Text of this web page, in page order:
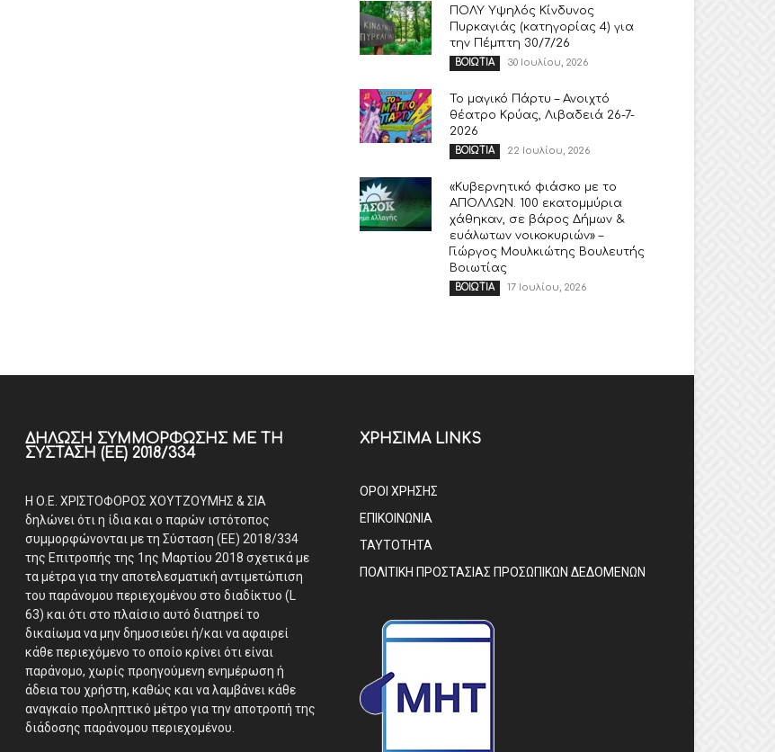
ΠΟΛΥ Υψηλός Κίνδυνος
Πυρκαγιάς (κατηγορίας 4) για
την Πέμπτη 30/7/26
ΒΟΙΩΤΙΑ 30 Ιουλίου, 2026
Το μαγικό Πάρτυ – Ανοιχτό
θέατρο Κρύας, Λιβαδειά 26-7-
2026
ΒΟΙΩΤΙΑ 22 Ιουλίου, 2026
«Κυβερνητικό φιάσκο με το
ΑΠΟΛΛΩΝ. 100 εκατομμύρια
χάθηκαν, σε βάρος Δήμων &
ευάλωτων νοικοκυριών» –
Γιώργος Μουλκιώτης Βουλευτής
Βοιωτίας
ΒΟΙΩΤΙΑ 17 Ιουλίου, 2026
ΔΉΛΩΣΗ ΣΥΜΜΌΡΦΩΣΗΣ ΜΕ ΤΗ
ΣΎΣΤΑΣΗ (ΕΕ) 2018/334
Η Ο.Ε. ΧΡΙΣΤΟΦΟΡΟΣ ΧΟΥΤΖΟΥΜΗΣ & ΣΙΑ
δηλώνει ότι η ίδια και ο παρών ιστότοπος
συμμορφώνονται με τη Σύσταση (ΕΕ) 2018/334
της Επιτροπής της 1ης Μαρτίου 2018 σχετικά με
τα μέτρα για την αποτελεσματική αντιμετώπιση
του παράνομου περιεχομένου στο διαδίκτυο (L
63) και ότι στο πλαίσιο αυτό διατηρεί το
δικαίωμα να μην δημοσιεύει ή/και να αφαιρεί
κάθε περιεχόμενο το οποίο κρίνει ότι είναι
παράνομο, χωρίς προηγούμενη ενημέρωση ή
άδεια του χρήστη, καθώς και να λαμβάνει κάθε
αναγκαίο προληπτικό μέτρο για την αποτροπή της
διάδοσης παράνομου περιεχομένου.
ΧΡΗΣΙΜΑ LINKS
ΟΡΟΙ ΧΡΗΣΗΣ
ΕΠΙΚΟΙΝΩΝΙΑ
ΤΑΥΤΟΤΗΤΑ
ΠΟΛΙΤΙΚΗ ΠΡΟΣΤΑΣΙΑΣ ΠΡΟΣΩΠΙΚΩΝ ΔΕΔΟΜΕΝΩΝ